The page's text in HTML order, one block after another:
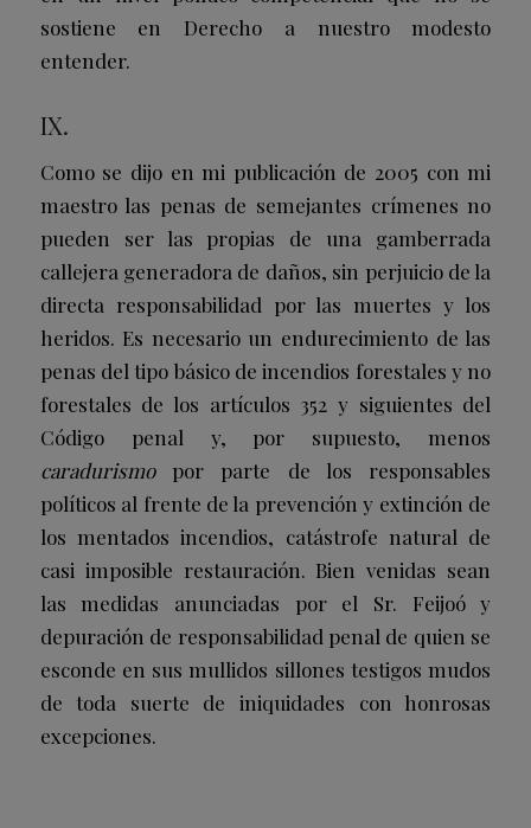
sostiene en Derecho a nuestro modesto
entender.
IX.
Como se dijo en mi publicación de 2005 con mi
maestro las penas de semejantes crímenes no
pueden ser las propias de una gamberrada
callejera generadora de daños, sin perjuicio de la
directa responsabilidad por las muertes y los
heridos. Es necesario un endurecimiento de las
penas del tipo básico de incendios forestales y no
forestales de los artículos 352 y siguientes del
Código penal y, por supuesto, menos
caradurismopor parte de los responsables
políticos al frente de la prevención y extinción de
los mentados incendios, catástrofe natural de
casi imposible restauración. Bien venidas sean
las medidas anunciadas por el Sr. Feijoó y
depuración de responsabilidad penal de quien se
esconde en sus mullidos sillones testigos mudos
de toda suerte de iniquidades con honrosas
excepciones.